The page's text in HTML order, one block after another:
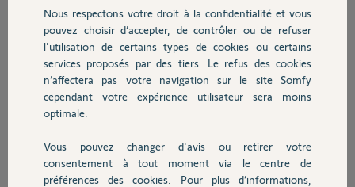
Chauffage
Autres produits
Devis avec un pro
en kWh ou en €).
Sur l'appli Tahoma pas moyen MAIS ! en widget sur android j'ai réussi
a avoir une info de consommation par radiateurs (qui n'est pas
déconnante niveau utilisation et répartitions mais qui ne dit pas sur
combien de temps ça dure)
Du coup est ce que j'ai loupé un menu caché dans les paramètres ou
Merci d'avance a ceux qui auront pris le temps de lire et peut être
d'éclairer ma lanterne ^^
Nous respectons votre droit à la confidentialité et vous
pouvez choisir d’accepter, de contrôler ou de refuser
l'utilisation de certains types de cookies ou certains
services proposés par des tiers. Le refus des cookies
n’affectera pas votre navigation sur le site Somfy
cependant votre expérience utilisateur sera moins
optimale.
Vous pouvez changer d'avis ou retirer votre
consentement à tout moment via le centre de
préférences des cookies. Pour plus d’informations,